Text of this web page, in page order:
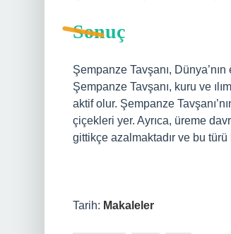
Sonuç
Şempanze Tavşanı,
Şempanze Tavşanı, kuru ve
aktif olur. Şempanze
çiçekleri yer. Ayrıca, üreme
gittikçe azalmaktadır ve bu
Tarih: Makaleler